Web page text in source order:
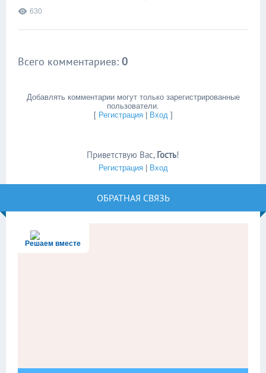
630
Всего комментариев: 0
Добавлять комментарии могут только зарегистрированные
пользователи.
[ Регистрация| Вход]
Приветствую Вас, Гость!
Регистрация| Вход
ОБРАТНАЯ СВЯЗЬ
Решаем вместе